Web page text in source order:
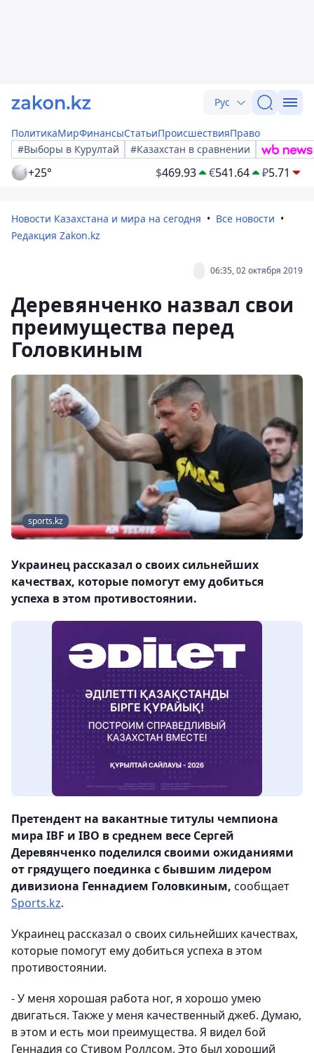
Рус
ПолитикаМирФинансыСтатьиПроисшествияПраво
#Выборы в Курултай
#Казахстан в сравнении
+25° $469.93 €541.64 ₽5.71
Новости Казахстана и мира на сегодня
Все новости
Редакция Zakon.kz
06:35, 02 октября 2019
Деревянченко назвал свои
преимущества перед
Головкиным
sports.kz
Украинец рассказал о своих сильнейших
качествах, которые помогут ему добиться
успеха в этом противостоянии.
Претендент на вакантные титулы чемпиона
мира IBF и IBO в среднем весе Сергей
Деревянченко поделился своими ожиданиями
от грядущего поединка с бывшим лидером
дивизиона Геннадием Головкиным, сообщает
Sports.kz.
Украинец рассказал о своих сильнейших качествах,
которые помогут ему добиться успеха в этом
противостоянии.
- У меня хорошая работа ног, я хорошо умею
двигаться. Также у меня качественный джеб. Думаю,
в этом и есть мои преимущества. Я видел бой
Геннадия со Стивом Роллсом. Это был хороший